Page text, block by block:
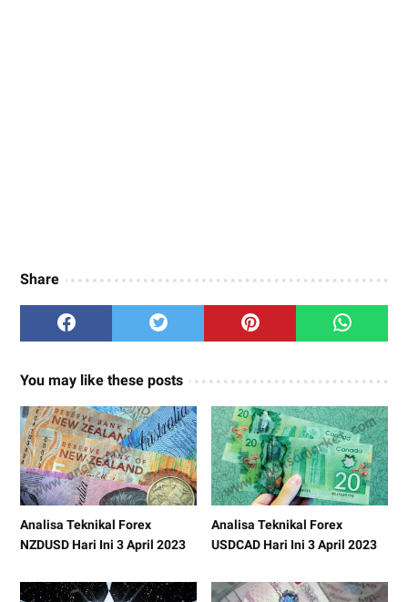
Share
You may like these posts
Analisa Teknikal Forex
NZDUSD Hari Ini 3 April 2023
Analisa Teknikal Forex
USDCAD Hari Ini 3 April 2023